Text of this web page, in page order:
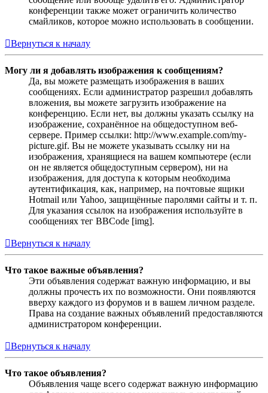
конференции также может ограничить количество
смайликов, которое можно использовать в сообщении.
Вернуться к началу
Могу ли я добавлять изображения к сообщениям?
Да, вы можете размещать изображения в ваших
сообщениях. Если администратор разрешил добавлять
вложения, вы можете загрузить изображение на
конференцию. Если нет, вы должны указать ссылку на
изображение, сохранённое на общедоступном веб-
сервере. Пример ссылки: http://www.example.com/my-
picture.gif. Вы не можете указывать ссылку ни на
изображения, хранящиеся на вашем компьютере (если
он не является общедоступным сервером), ни на
изображения, для доступа к которым необходима
аутентификация, как, например, на почтовые ящики
Hotmail или Yahoo, защищённые паролями сайты и т. п.
Для указания ссылок на изображения используйте в
сообщениях тег BBCode [img].
Вернуться к началу
Что такое важные объявления?
Эти объявления содержат важную информацию, и вы
должны прочесть их по возможности. Они появляются
вверху каждого из форумов и в вашем личном разделе.
Права на создание важных объявлений предоставляются
администратором конференции.
Вернуться к началу
Что такое объявления?
Объявления чаще всего содержат важную информацию